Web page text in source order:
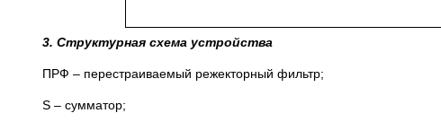
3. Структурная схема устройства
ПРФ – перестраиваемый режекторный фильтр;
S – сумматор;